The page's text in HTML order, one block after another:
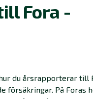
Fora -
du årsrapporterar till
försäkringar. På Foras